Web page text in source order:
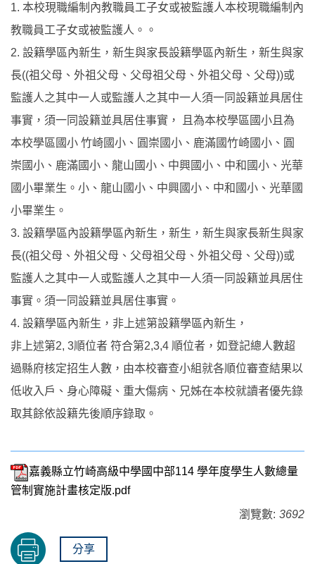
1. 本校現職編制內教職員工子女或被監護人本校現職編制內
教職員工子女或被監護人。。
2. 設籍學區內新生，新生與家長設籍學區內新生，新生與家
長((祖父母、外祖父母、父母祖父母、外祖父母、父母))或
監護人之其中一人或監護人之其中一人須一同設籍並具居住
事實，須一同設籍並具居住事實， 且為本校學區國小且為
本校學區國小 竹崎國小、圓崇國小、鹿滿國竹崎國小、圓
崇國小、鹿滿國小、龍山國小、中興國小、中和國小、光華
國小畢業生。小、龍山國小、中興國小、中和國小、光華國
小畢業生。
3. 設籍學區內設籍學區內新生，新生，新生與家長新生與家
長((祖父母、外祖父母、父母祖父母、外祖父母、父母))或
監護人之其中一人或監護人之其中一人須一同設籍並具居住
事實。須一同設籍並具居住事實。
4. 設籍學區內新生，非上述第設籍學區內新生，
非上述第2, 3順位者 符合第2,3,4 順位者，如登記總人數超
過縣府核定招生人數，由本校審查小組就各順位審查結果以
低收入戶、身心障礙、重大傷病、兄姊在本校就讀者優先錄
取其餘依設籍先後順序錄取。
嘉義縣立竹崎高級中學國中部114 學年度學生人數總量
管制實施計畫核定版.pdf
瀏覽數: 3692
分享